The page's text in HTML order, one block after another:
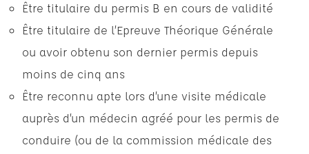
Être titulaire du permis B en cours de validité
Être titulaire de l’Epreuve Théorique Générale
ou avoir obtenu son dernier permis depuis
moins de cinq ans
Être reconnu apte lors d’une visite médicale
auprès d’un médecin agréé pour les permis de
conduire (ou de la commission médicale des